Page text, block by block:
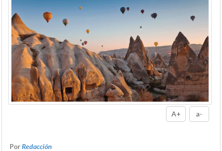
A+ a-
PorRedacción